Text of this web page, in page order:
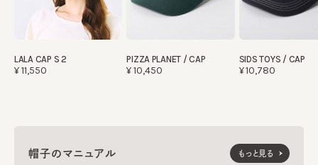
LALA CAP S 2
¥11,550
PIZZA PLANET / CAP
¥10,450
SIDS TOYS / CAP
¥10,780
帽子のマニュアル もっと見る